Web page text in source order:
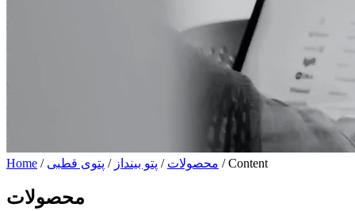
Home / محصولات / پتو بینداز / پتوی قطبی / Content
محصولات